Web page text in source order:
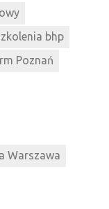
bhp
Poznań
Warszawa